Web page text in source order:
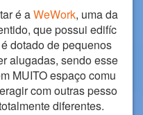
é aWeWork, uma da
que possui edifíc
dotado de pequenos
alugadas, sendo esse
MUITO espaço comu
com outras pesso
diferentes.